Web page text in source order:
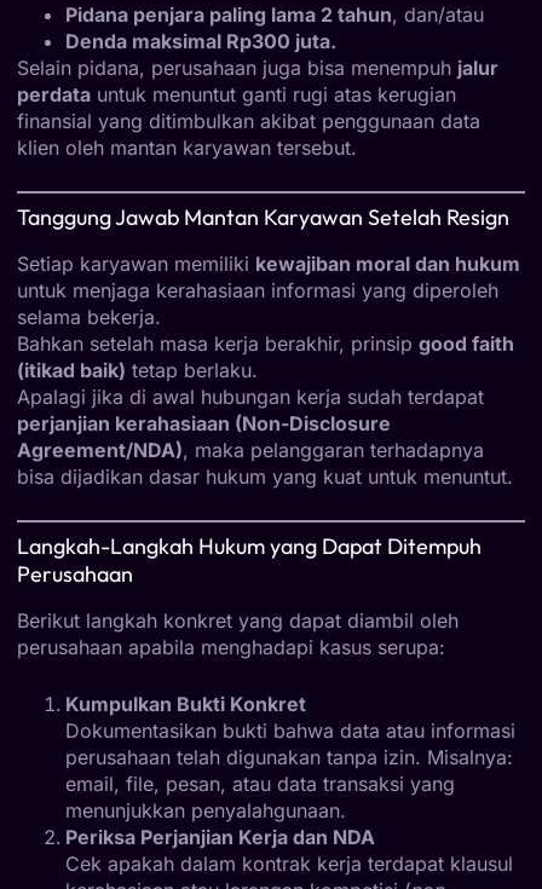
Pidana penjara paling lama 2 tahun, dan/atau
Denda maksimal Rp300 juta.
Selain pidana, perusahaan juga bisa menempuh jalur
perdata untuk menuntut ganti rugi atas kerugian
finansial yang ditimbulkan akibat penggunaan data
klien oleh mantan karyawan tersebut.
Tanggung Jawab Mantan Karyawan Setelah Resign
Setiap karyawan memiliki kewajiban moral dan hukum
untuk menjaga kerahasiaan informasi yang diperoleh
selama bekerja.
Bahkan setelah masa kerja berakhir, prinsip good faith
(itikad baik) tetap berlaku.
Apalagi jika di awal hubungan kerja sudah terdapat
perjanjian kerahasiaan (Non-Disclosure
Agreement/NDA), maka pelanggaran terhadapnya
bisa dijadikan dasar hukum yang kuat untuk menuntut.
Langkah-Langkah Hukum yang Dapat Ditempuh
Perusahaan
Berikut langkah konkret yang dapat diambil oleh
perusahaan apabila menghadapi kasus serupa:
Kumpulkan Bukti Konkret
Dokumentasikan bukti bahwa data atau informasi
perusahaan telah digunakan tanpa izin. Misalnya:
email, file, pesan, atau data transaksi yang
menunjukkan penyalahgunaan.
Periksa Perjanjian Kerja dan NDA
Cek apakah dalam kontrak kerja terdapat klausul